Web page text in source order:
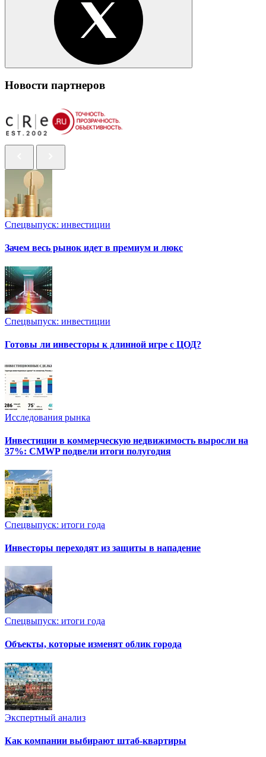
Новости партнеров
Спецвыпуск: инвестиции
Зачем весь рынок идет в премиум и люкс
Спецвыпуск: инвестиции
Готовы ли инвесторы к длинной игре с ЦОД?
Исследования рынка
Инвестиции в коммерческую недвижимость выросли на
37%: CMWP подвели итоги полугодия
Спецвыпуск: итоги года
Инвесторы переходят из защиты в нападение
Спецвыпуск: итоги года
Объекты, которые изменят облик города
Экспертный анализ
Как компании выбирают штаб-квартиры